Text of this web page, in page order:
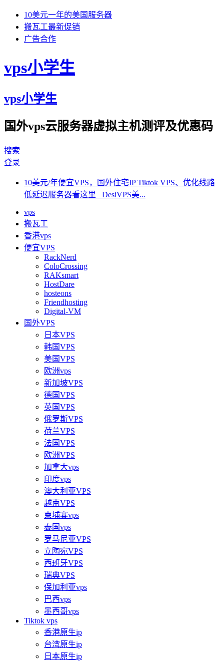
10美元一年的美国服务器
搬瓦工最新促销
广告合作
vps小学生
vps小学生
国外vps云服务器虚拟主机测评及优惠码
搜索
登录
10美元/年便宜VPS，国外住宅IP Tiktok VPS、优化线路
低延迟服务器看这里 DesiVPS美...
vps
搬瓦工
香港vps
便宜VPS
RackNerd
ColoCrossing
RAKsmart
HostDare
hosteons
Friendhosting
Digital-VM
国外VPS
日本VPS
韩国VPS
美国VPS
欧洲vps
新加坡VPS
德国VPS
英国VPS
俄罗斯VPS
荷兰VPS
法国VPS
欧洲VPS
加拿大vps
印度vps
澳大利亚VPS
越南VPS
柬埔寨vps
泰国vps
罗马尼亚VPS
立陶宛VPS
西班牙VPS
瑞典VPS
保加利亚vps
巴西vps
墨西哥vps
Tiktok vps
香港原生ip
台湾原生ip
日本原生ip